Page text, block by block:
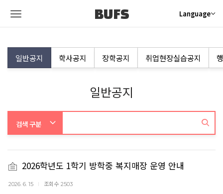
BUFS Language
일반공지 학사공지 장학공지 취업현장실습공지
일반공지
2026학년도 1학기 방학중 복지매장 운영 안내
2026. 6. 15 조회수 2503